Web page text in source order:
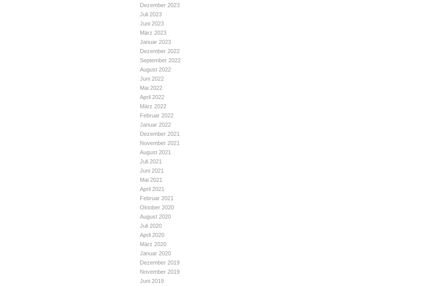
Dezember 2023
Juli 2023
Juni 2023
März 2023
Januar 2023
Dezember 2022
September 2022
August 2022
Juni 2022
Mai 2022
April 2022
März 2022
Februar 2022
Januar 2022
Dezember 2021
November 2021
August 2021
Juli 2021
Juni 2021
Mai 2021
April 2021
Februar 2021
Oktober 2020
August 2020
Juli 2020
April 2020
März 2020
Januar 2020
Dezember 2019
November 2019
Juni 2019